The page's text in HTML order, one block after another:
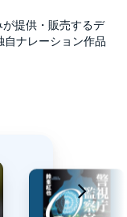
が提供・販売するデ
自ナレーション作品